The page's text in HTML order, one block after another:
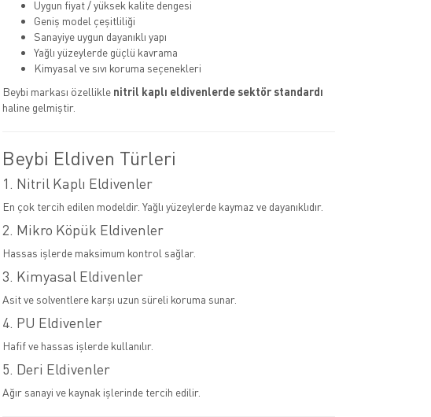
Uygun fiyat / yüksek kalite dengesi
Geniş model çeşitliliği
Sanayiye uygun dayanıklı yapı
Yağlı yüzeylerde güçlü kavrama
Kimyasal ve sıvı koruma seçenekleri
Beybi markası özellikle nitril kaplı eldivenlerde sektör standardı
haline gelmiştir.
Beybi Eldiven Türleri
1. Nitril Kaplı Eldivenler
En çok tercih edilen modeldir. Yağlı yüzeylerde kaymaz ve dayanıklıdır.
2. Mikro Köpük Eldivenler
Hassas işlerde maksimum kontrol sağlar.
3. Kimyasal Eldivenler
Asit ve solventlere karşı uzun süreli koruma sunar.
4. PU Eldivenler
Hafif ve hassas işlerde kullanılır.
5. Deri Eldivenler
Ağır sanayi ve kaynak işlerinde tercih edilir.